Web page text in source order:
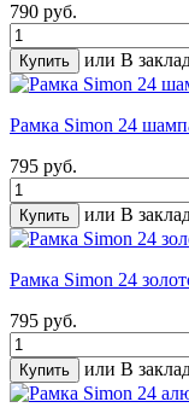
790 руб.
или В
Рамка Simon 24
795 руб.
или В
Рамка Simon 24
795 руб.
или В